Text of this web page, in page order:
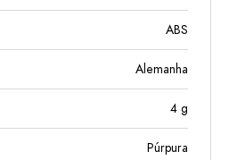
ABS
Alemanha
4 g
Púrpura